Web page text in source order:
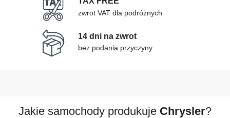
zwrot VAT dla podróżnych
14 dni na zwrot
bez podania przyczyny
Jakie samochody produkuje Chrysler?